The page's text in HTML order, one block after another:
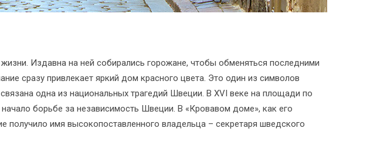
Издавна на ней собирались горожане, чтобы обменяться последними
сразу привлекает яркий дом красного цвета. Это один из символов
одна из национальных трагедий Швеции. В XVI веке на площади по
борьбе за независимость Швеции. В «Кровавом доме», как его
получило имя высокопоставленного владельца – секретаря шведского